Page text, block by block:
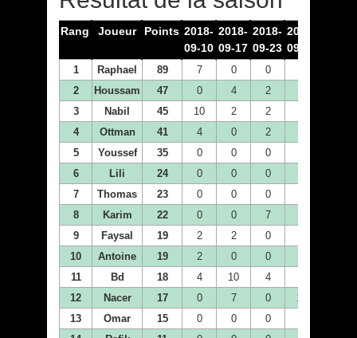
Rang Joueur Points 2018-
09-10
2018-
09-17
2018-
09-23
2018-
09-30
1 Raphael 89 7 0 0
2
Houssam 47 0 4 2
3
Nabil 45 10 2 2
4
Ottman 41 4 0 2
5
Youssef 35 0 0 0
6
Lili 24 0 0 0
7
Thomas 23 0 0 0
8
Karim 22 0 0 7
9
Faysal 19 2 2 0
10
Antoine 19 2 0 0
11
Bd 18 4 10 4
12
Nacer 17 0 7 0 10
13
Omar 15 0 0 0